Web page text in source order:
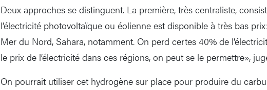
Deux approches se distinguent. La première, très centraliste,
l’électricité photovoltaïque ou éolienne est disponible à très bas
Mer du Nord, Sahara, notamment. On perd certes 40% de
le prix de l’électricité dans ces régions, on peut se le permettre»,
On pourrait utiliser cet hydrogène sur place pour produire du